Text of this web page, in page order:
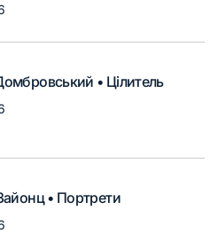
• Цілитель
• Портрети